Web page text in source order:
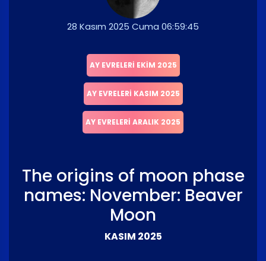
28 Kasım 2025 Cuma 06:59:45
AY EVRELERI EKIM 2025
AY EVRELERI KASIM 2025
AY EVRELERI ARALIK 2025
The origins of moon phase
names: November: Beaver
Moon
KASIM 2025